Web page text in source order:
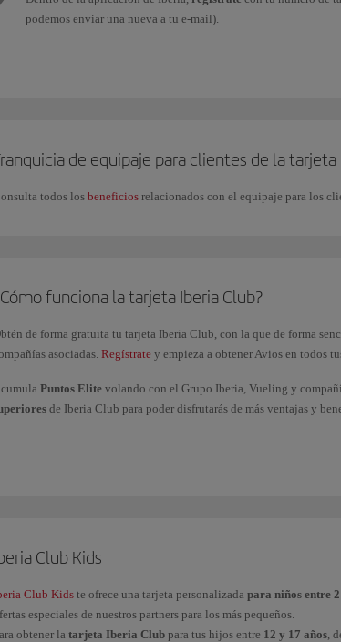
podemos enviar una nueva a tu e-mail).
Ya podemos salir de la appde Iberia y acceder a la app de
de equipaje para clientes de la tarjeta
todos losbeneficios relacionados con el equipaje para los
funciona la tarjeta Iberia Club?
de forma gratuita tu tarjeta Iberia Club, con la que de forma
asociadas. Regístrate y empieza a obtener Avios en todos
Puntos Elite volando con el Grupo Iberia, Vueling y
de Iberia Club para poder disfrutarás de más ventajas y
Platino Prime
Infinita
Infinita Prime
Club Kids
Club Kidste ofrece una tarjeta personalizada para niños entre
especiales de nuestros partners para los más pequeños.
obtener la tarjeta Iberia Club para tus hijos entre 12 y 17 años,